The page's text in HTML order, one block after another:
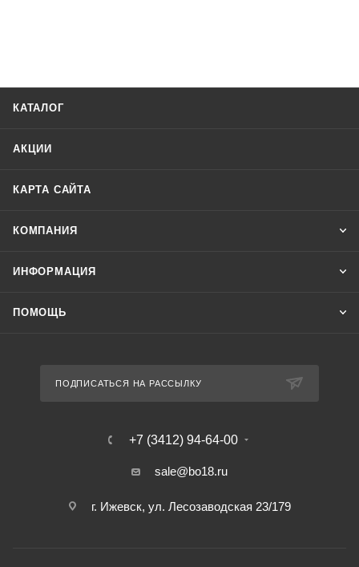
КАТАЛОГ
АКЦИИ
КАРТА САЙТА
КОМПАНИЯ
ИНФОРМАЦИЯ
ПОМОЩЬ
ПОДПИСАТЬСЯ НА РАССЫЛКУ
+7 (3412) 94-64-00
sale@bo18.ru
г. Ижевск, ул. Лесозаводская 23/179